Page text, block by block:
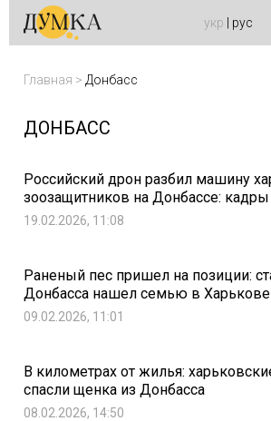
укр рус
Главная > Донбасс
ДОНБАСС
Российский дрон разбил машину
зоозащитников на Донбассе:
19.02.2026, 11:08
Раненый пес пришел на позиции:
Донбасса нашел семью в Харькове
09.02.2026, 11:01
В километрах от жилья:
спасли щенка из Донбасса
08.02.2026, 14:50